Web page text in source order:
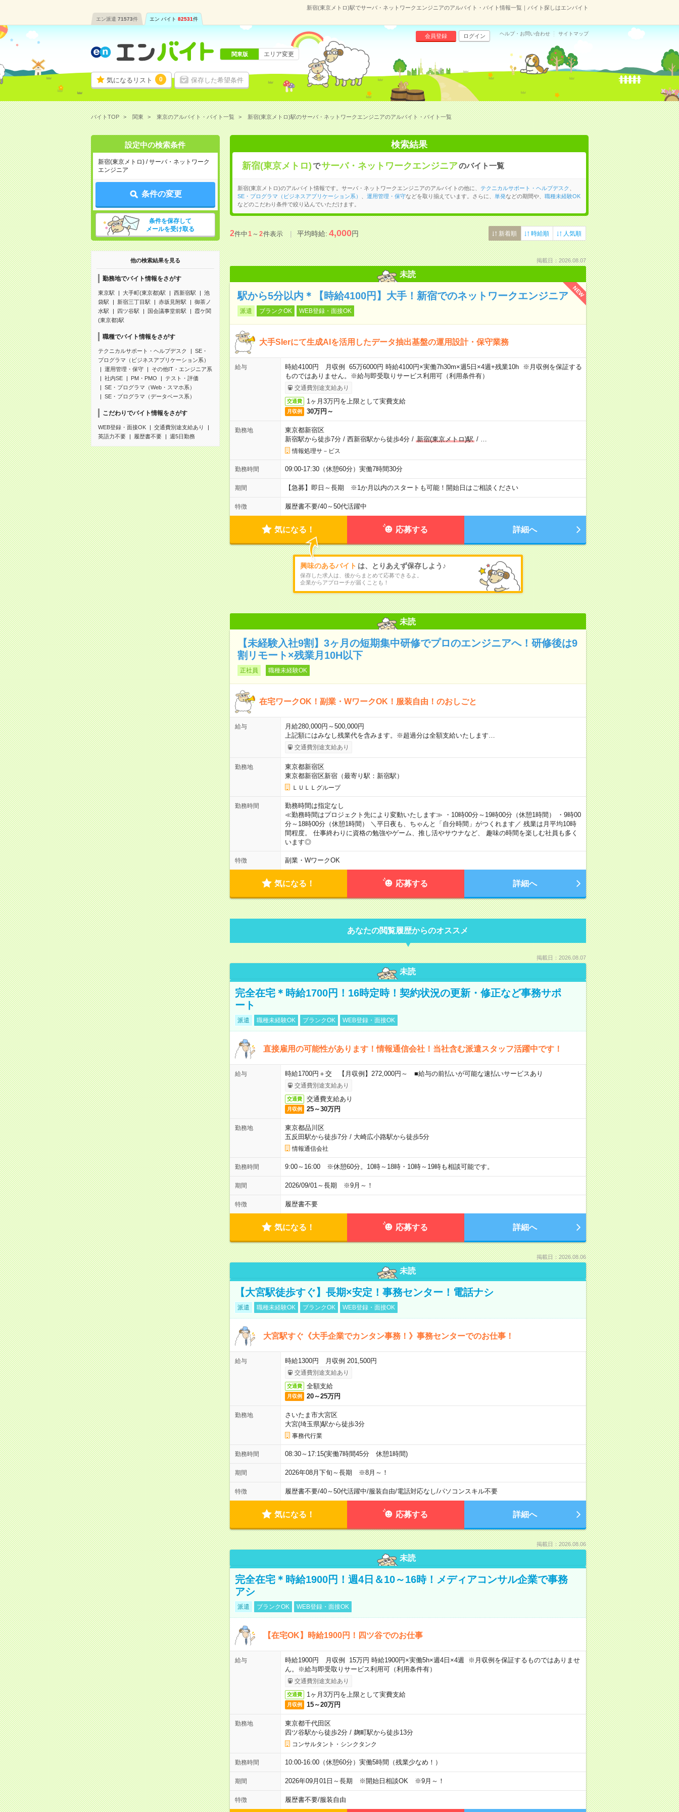
新宿(東京メトロ)駅でサーバ・ネットワークエンジニアのアルバイト・バイト情報一覧｜バイト探しはエンバイト
エン派遣 71573件 エン バイト 82531件
気になるリスト 0 保存した希望条件
会員登録 ログイン ヘルプ・お問い合わせ サイトマップ
関東版 エリア変更
バイトTOP 関東 東京のアルバイト・バイト一覧 新宿(東京メトロ)駅のサーバ・ネットワークエンジニアのアルバイト・バイト一覧
設定中の検索条件
新宿(東京メトロ) / サーバ・ネットワーク
エンジニア
条件の変更
条件を保存して
メールを受け取る
他の検索結果を見る
勤務地でバイト情報をさがす
東京駅 大手町(東京都)駅 西新宿駅
池
袋駅
新宿三丁目駅 赤坂見附駅
御茶ノ
水駅
四ツ谷駅 国会議事堂前駅
霞ケ関
(東京都)駅
職種でバイト情報をさがす
テクニカルサポート・ヘルプデスク
SE・
プログラマ（ビジネスアプリケーション系）
運用管理・保守
その他IT・エンジニア系
社内SE
PM・PMO
テスト・評価
SE・プログラマ（Web・スマホ系）
SE・プログラマ（データベース系）
こだわりでバイト情報をさがす
WEB登録・面接OK
交通費別途支給あり
英語力不要
履歴書不要 週5日勤務
検索結果
新宿(東京メトロ)でサーバ・ネットワークエンジニアのバイト一覧
新宿(東京メトロ)のアルバイト情報です。サーバ・ネットワークエンジニアのアルバイトの他に、 テクニカルサポート・ヘルプデスク
SE・プログラマ（ビジネスアプリケーション系）
運用管理・保守などを取り揃えています。さらに、 単発などの期間や、 職種未経験OK
などのこだわり条件で絞り込んでいただけます。
2件中1～2件表示 平均時給:4,000円 新着順 時給順 人気順
掲載日：2026.08.07
未読
NEW
駅から5分以内＊【時給4100円】大手！新宿でのネットワークエンジニア
派遣 ブランクOK WEB登録・面接OK
大手SIerにて生成AIを活用したデータ抽出基盤の運用設計・保守業務
給与
時給4100円 月収例 65万6000円 時給4100円×実働7h30m×週5日×4週+残業10h ※月収例を保証する
ものではありません。※給与即受取りサービス利用可（利用条件有）
交通費別途支給あり
交通費 1ヶ月3万円を上限として実費支給
月収例 30万円～
勤務地
東京都新宿区
新宿駅から徒歩7分/ 西新宿駅から徒歩4分/ 新宿(東京メトロ)駅/
情報処理サ－ビス
勤務時間 09:00-17:30（休憩60分）実働7時間30分
期間 【急募】即日～長期 ※1か月以内のスタートも可能！開始日はご相談ください
特徴 履歴書不要/40～50代活躍中
気になる！ 応募する 詳細へ
興味のあるバイト は、とりあえず保存しよう♪
保存した求人は、後からまとめて応募できるよ。
企業からアプローチが届くことも！
未読
【未経験入社9割】3ヶ月の短期集中研修でプロのエンジニアへ！研修後は9
割リモート×残業月10H以下
正社員 職種未経験OK
在宅ワークOK！副業・WワークOK！服装自由！のおしごと
給与
月給280,000円～500,000円
上記額にはみなし残業代を含みます。※超過分は全額支給いたします…
交通費別途支給あり
勤務地
東京都新宿区
東京都新宿区新宿（最寄り駅：新宿駅）
ＬＵＬＬグループ
勤務時間
勤務時間は指定なし
≪勤務時間はプロジェクト先により変動いたします≫ ・10時00分～19時00分（休憩1時間） ・9時00
分～18時00分（休憩1時間） ＼平日夜も、ちゃんと「自分時間」がつくれます／ 残業は月平均10時
間程度。 仕事終わりに資格の勉強やゲーム、推し活やサウナなど、 趣味の時間を楽しむ社員も多く
います◎
特徴 副業・WワークOK
気になる！ 応募する 詳細へ
あなたの閲覧履歴からのオススメ
掲載日：2026.08.07
未読
完全在宅＊時給1700円！16時定時！契約状況の更新・修正など事務サポ
ート
派遣 職種未経験OK ブランクOK WEB登録・面接OK
直接雇用の可能性があります！情報通信会社！当社含む派遣スタッフ活躍中です！
給与 時給1700円＋交 【月収例】272,000円～ ■給与の前払いが可能な速払いサービスあり
交通費別途支給あり
交通費 交通費支給あり
月収例 25～30万円
勤務地
東京都品川区
五反田駅から徒歩7分/ 大崎広小路駅から徒歩5分
情報通信会社
勤務時間 9:00～16:00 ※休憩60分。10時～18時・10時～19時も相談可能です。
期間 2026/09/01～長期 ※9月～！
特徴 履歴書不要
気になる！ 応募する 詳細へ
掲載日：2026.08.06
未読
【大宮駅徒歩すぐ】長期×安定！事務センター！電話ナシ
派遣 職種未経験OK ブランクOK WEB登録・面接OK
大宮駅すぐ《大手企業でカンタン事務！》事務センターでのお仕事！
給与 時給1300円 月収例 201,500円
交通費別途支給あり
交通費 全額支給
月収例 20～25万円
勤務地
さいたま市大宮区
大宮(埼玉県)駅から徒歩3分
事務代行業
勤務時間 08:30～17:15(実働7時間45分 休憩1時間)
期間 2026年08月下旬～長期 ※8月～！
特徴 履歴書不要/40～50代活躍中/服装自由/電話対応なし/パソコンスキル不要
気になる！ 応募する 詳細へ
掲載日：2026.08.06
未読
完全在宅＊時給1900円！週4日＆10～16時！メディアコンサル企業で事務
アシ
派遣 ブランクOK WEB登録・面接OK
【在宅OK】時給1900円！四ツ谷でのお仕事
給与
時給1900円 月収例 15万円 時給1900円×実働5h×週4日×4週 ※月収例を保証するものではありませ
ん。※給与即受取りサービス利用可（利用条件有）
交通費別途支給あり
交通費 1ヶ月3万円を上限として実費支給
月収例 15～20万円
勤務地
東京都千代田区
四ツ谷駅から徒歩2分/ 麹町駅から徒歩13分
コンサルタント・シンクタンク
勤務時間 10:00-16:00（休憩60分）実働5時間（残業少なめ！）
期間 2026年09月01日～長期 ※開始日相談OK ※9月～！
特徴 履歴書不要/服装自由